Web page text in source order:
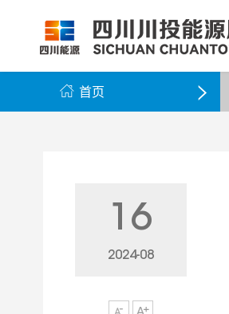
公司简介 组织架构 领导团队
公司新闻 企业动态 公示公告
公司资料 股票信息 最新公告
党群工作 纪检监察
 首页 
16
2024-08